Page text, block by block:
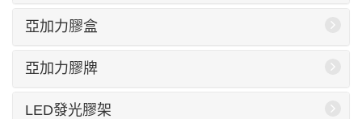
亞加力膠盒
亞加力膠牌
LED發光膠架